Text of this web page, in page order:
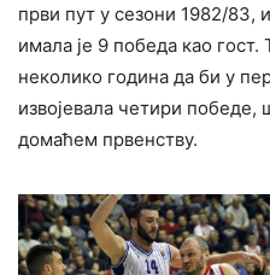
први пут у сезони 1982/83,
имала је 9 победа као гост.
неколико година да би у
извојевала четири
домаћем првенству.